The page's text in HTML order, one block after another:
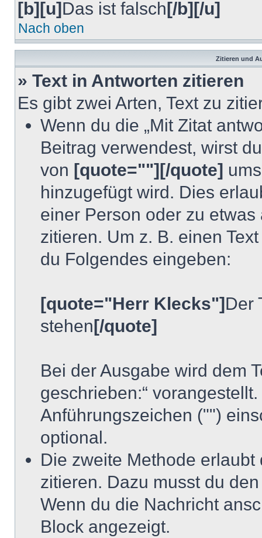
[b][u]Das ist falsch[/b][/u]
Nach oben
Zitieren und
» Text in Antworten zitieren
Es gibt zwei Arten, Text zu
Wenn du die „Mit Zitat
Beitrag verwendest, wirst
von [quote=""][/quote]
hinzugefügt wird. Dies
einer Person oder zu
zitieren. Um z. B. einen
du Folgendes eingeben:
[quote="Herr Klecks"]Der
stehen[/quote]
Bei der Ausgabe wird dem
geschrieben:“
Anführungszeichen ("")
optional.
Die zweite Methode
zitieren. Dazu musst du
Wenn du die Nachricht
Block angezeigt.